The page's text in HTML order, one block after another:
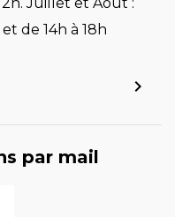
Juillet et Août :
de 14h à 18h
par mail